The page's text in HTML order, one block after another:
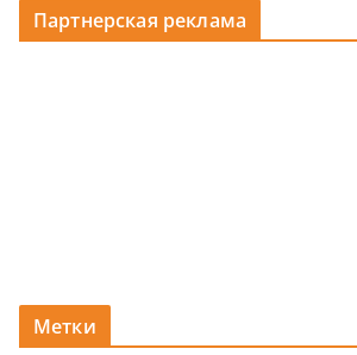
Партнерская реклама
Метки